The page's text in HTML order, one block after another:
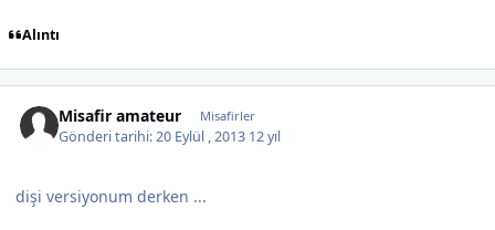
Alıntı
Misafir amateur Misafirler
Gönderi tarihi:20 Eylül , 2013 12 yıl
dişi versiyonum derken ...